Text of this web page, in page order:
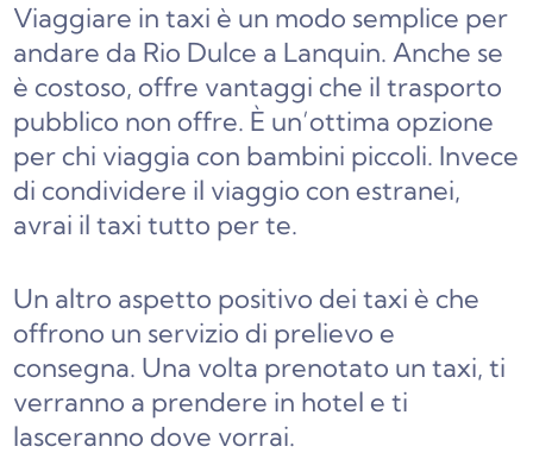
Viaggiare in taxi è un modo semplice per
andare da Rio Dulce a Lanquin. Anche se
è costoso, offre vantaggi che il trasporto
pubblico non offre. È un’ottima opzione
per chi viaggia con bambini piccoli. Invece
di condividere il viaggio con estranei,
avrai il taxi tutto per te.
Un altro aspetto positivo dei taxi è che
offrono un servizio di prelievo e
consegna. Una volta prenotato un taxi, ti
verranno a prendere in hotel e ti
lasceranno dove vorrai.